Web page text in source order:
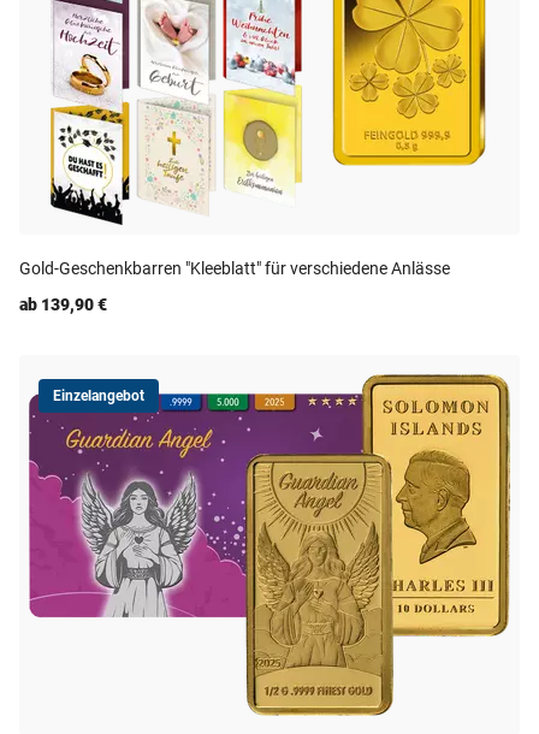
Gold-Geschenkbarren "Kleeblatt" für verschiedene Anlässe
ab 139,90 €
Einzelangebot